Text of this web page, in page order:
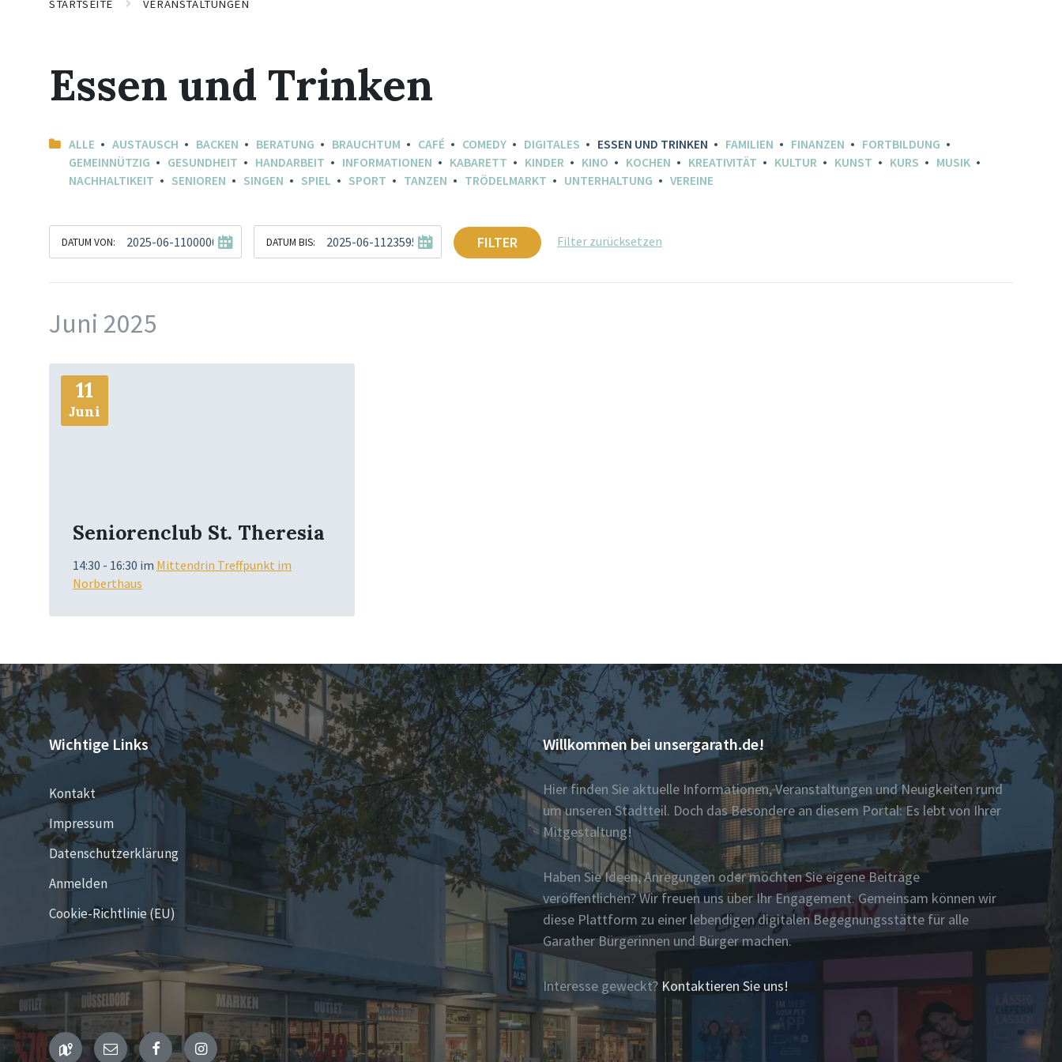
STARTSEITE VERANSTALTUNGEN
Essen und Trinken
ALLE AUSTAUSCH BACKEN BERATUNG BRAUCHTUM CAFÉ COMEDY DIGITALES ESSEN UND TRINKEN FAMILIEN FINANZEN
FORTBILDUNG
GEMEINNÜTZIG
GESUNDHEIT HANDARBEIT INFORMATIONEN KABARETT KINDER KINO KOCHEN KREATIVITÄT KULTUR KUNST KURS
MUSIK
NACHHALTIKEIT
SENIOREN SINGEN SPIEL SPORT TANZEN TRÖDELMARKT UNTERHALTUNG VEREINE
DATUM VON: DATUM BIS: FILTER Filter zurücksetzen
Juni 2025
11
Juni
Seniorenclub St. Theresia
14:30 - 16:30 im Mittendrin Treffpunkt im
Norberthaus
Mehr
Wichtige Links
Kontakt
Impressum
Datenschutzerklärung
Anmelden
Cookie-Richtlinie (EU)
Willkommen bei unsergarath.de!
Hier finden Sie aktuelle Informationen, Veranstaltungen und Neuigkeiten rund
um unseren Stadtteil. Doch das Besondere an diesem Portal: Es lebt von Ihrer
Mitgestaltung!
Haben Sie Ideen, Anregungen oder möchten Sie eigene Beiträge
veröffentlichen? Wir freuen uns über Ihr Engagement. Gemeinsam können wir
diese Plattform zu einer lebendigen digitalen Begegnungsstätte für alle
Garather Bürgerinnen und Bürger machen.
Interesse geweckt? Kontaktieren Sie uns!
Maps Email FacebookInstagram